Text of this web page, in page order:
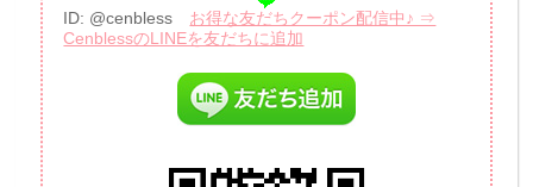
ID: @cenbless お得な友だちクーポン配信中♪ ⇒
CenblessのLINEを友だちに追加